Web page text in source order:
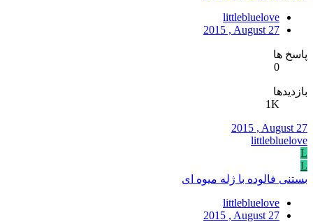
littlebluelove
2015 , August 27
پاسخ ها
0
بازدیدها
1K
2015 , August 27
littlebluelove
L
L
بستنی فالوده با ژله میوه ای
littlebluelove
2015 , August 27